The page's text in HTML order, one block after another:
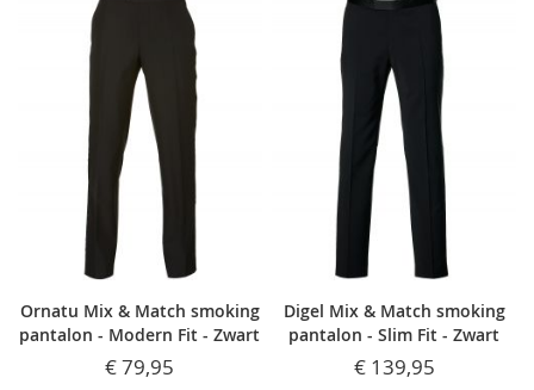
Ornatu Mix & Match smoking
pantalon - Modern Fit - Zwart
€ 79,95
Digel Mix & Match smoking
pantalon - Slim Fit - Zwart
€ 139,95